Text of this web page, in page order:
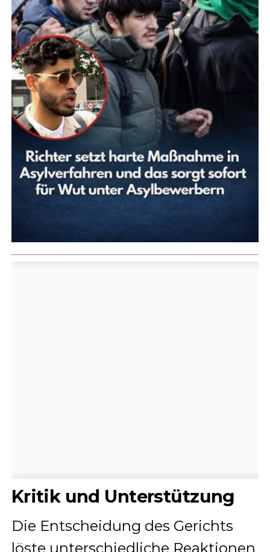
Kritik und Unterstützung
Die Entscheidung des Gerichts
löste unterschiedliche Reaktionen